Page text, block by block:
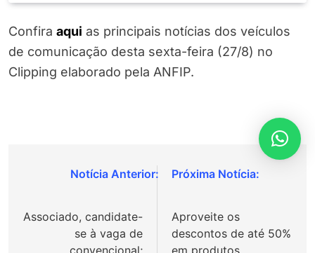
Confira aqui as principais notícias dos veículos
de comunicação desta sexta-feira (27/8) no
Clipping elaborado pela ANFIP.
Navegação
Post
Associado, candidate-
se à vaga de
Aproveite os
descontos de até 50%